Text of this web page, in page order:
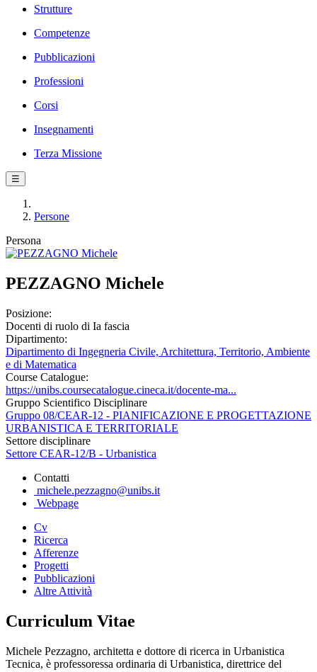
Strutture
Competenze
Pubblicazioni
Professioni
Corsi
Insegnamenti
Terza Missione
☰
Persone
Persona
PEZZAGNO Michele
Posizione:
Docenti di ruolo di Ia fascia
Dipartimento:
Dipartimento di Ingegneria Civile, Architettura, Territorio, Ambiente
e di Matematica
Course Catalogue:
https://unibs.coursecatalogue.cineca.it/docente-ma...
Gruppo Scientifico Disciplinare
Gruppo 08/CEAR-12 - PIANIFICAZIONE E PROGETTAZIONE
URBANISTICA E TERRITORIALE
Settore disciplinare
Settore CEAR-12/B - Urbanistica
Contatti
michele.pezzagno@unibs.it
Webpage
Cv
Ricerca
Afferenze
Progetti
Pubblicazioni
Altre Attività
Curriculum Vitae
Michele Pezzagno, architetta e dottore di ricerca in Urbanistica
Tecnica, è professoressa ordinaria di Urbanistica, direttrice del